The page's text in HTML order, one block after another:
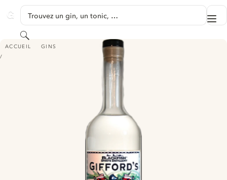
GINVENTORY
Trouvez un gin, un tonic, …
Rechercher
ACCUEIL GINS
GIFFORD'S DRY GIN